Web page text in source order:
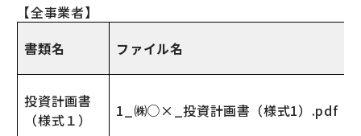
【全事業者】
書類名
ファイル名
投資計画書
（様式１）
1_㈱○×_投資計画書（様式1）.pdf